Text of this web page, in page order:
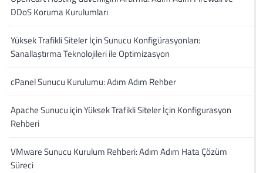
DDoS Koruma Kurulumları
Yüksek Trafikli Siteler İçin Sunucu Konfigürasyonları:
Sanallaştırma Teknolojileri ile Optimizasyon
cPanel Sunucu Kurulumu: Adım Adım Rehber
Apache Sunucu için Yüksek Trafikli Siteler İçin Konfigurasyon
Rehberi
VMware Sunucu Kurulum Rehberi: Adım Adım Hata Çözüm
Süreci